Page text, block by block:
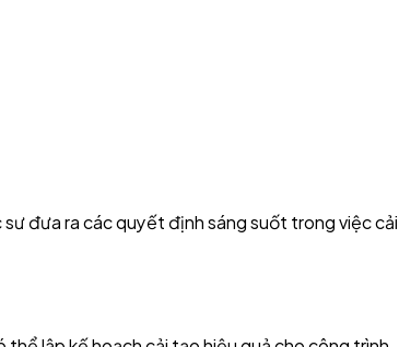
đưa ra các quyết định sáng suốt trong việc cải